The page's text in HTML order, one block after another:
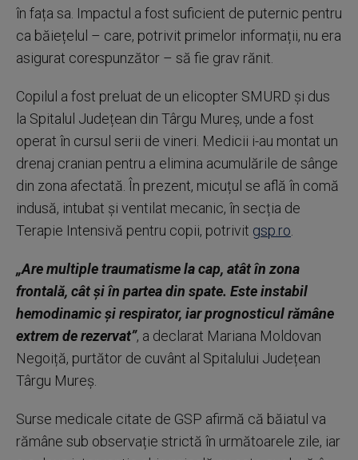
în fața sa. Impactul a fost suficient de puternic pentru
ca băiețelul – care, potrivit primelor informații, nu era
asigurat corespunzător – să fie grav rănit.
Copilul a fost preluat de un elicopter SMURD și dus
la Spitalul Județean din Târgu Mureș, unde a fost
operat în cursul serii de vineri. Medicii i-au montat un
drenaj cranian pentru a elimina acumulările de sânge
din zona afectată. În prezent, micuțul se află în comă
indusă, intubat și ventilat mecanic, în secția de
Terapie Intensivă pentru copii, potrivit gsp.ro
„Are multiple traumatisme la cap, atât în zona
frontală, cât și în partea din spate. Este instabil
hemodinamic și respirator, iar prognosticul rămâne
extrem de rezervat”, a declarat Mariana Moldovan
Negoiță, purtător de cuvânt al Spitalului Județean
Târgu Mureș.
Surse medicale citate de GSP afirmă că băiatul va
rămâne sub observație strictă în următoarele zile, iar